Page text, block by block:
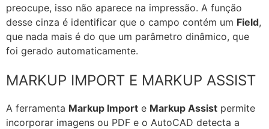
preocupe, isso não aparece na impressão. A função
desse cinza é identificar que o campo contém um Field,
que nada mais é do que um parâmetro dinâmico, que
foi gerado automaticamente.
MARKUP IMPORT E MARKUP ASSIST
A ferramenta Markup Import e Markup Assist permite
incorporar imagens ou PDF e o AutoCAD detecta a